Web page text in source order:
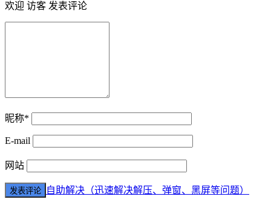
欢迎 访客 发表评论
昵称*
E-mail
网站
自助解决（迅速解决解压、弹窗、黑屏等问题）